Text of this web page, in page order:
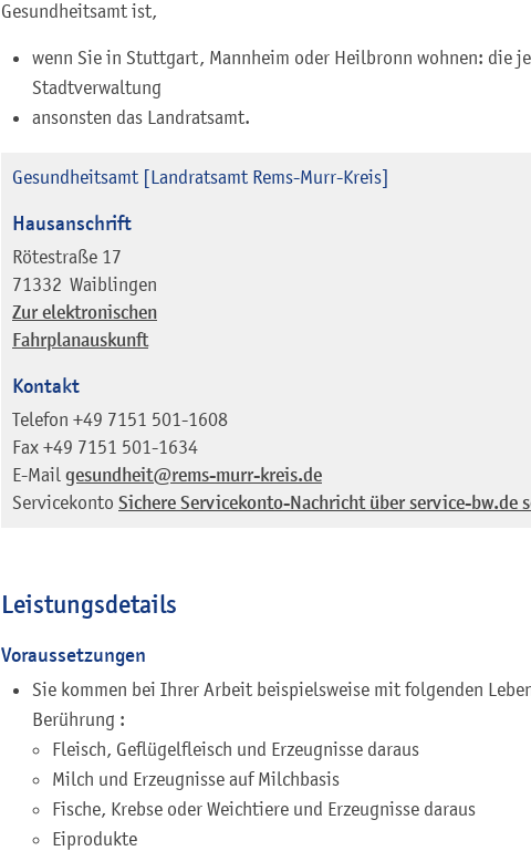
Gesundheitsamt ist,
wenn Sie in Stuttgart, Mannheim oder Heilbronn wohnen: die
Stadtverwaltung
ansonsten das Landratsamt.
Gesundheitsamt [Landratsamt Rems-Murr-Kreis]
Hausanschrift
Rötestraße 17
71332 Waiblingen
Zur elektronischen
Fahrplanauskunft
Kontakt
Telefon +49 7151 501-1608
Fax +49 7151 501-1634
E-Mail gesundheit@rems-murr-kreis.de
Servicekonto Sichere Servicekonto-Nachricht über service-bw.de
Leistungsdetails
Voraussetzungen
Sie kommen bei Ihrer Arbeit beispielsweise mit folgenden
Berührung :
Fleisch, Geflügelfleisch und Erzeugnisse daraus
Milch und Erzeugnisse auf Milchbasis
Fische, Krebse oder Weichtiere und Erzeugnisse daraus
Eiprodukte